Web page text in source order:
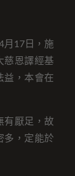
月17日，施
慈恩譯經基
益，本會在
有厭足，故
多，定能於